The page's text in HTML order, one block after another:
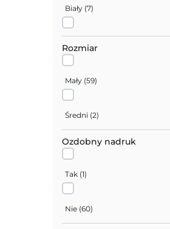
Jeans (1)
Biały (7)
Czarny
Żółty (1)
Srebrny (5
Czerwony ( 5)
Bordowy
Fioletowy ciemny
Rozmiar
Mały (59)
Średni (2)
Ozdobny nadruk
Tak (1)
Nie (60)